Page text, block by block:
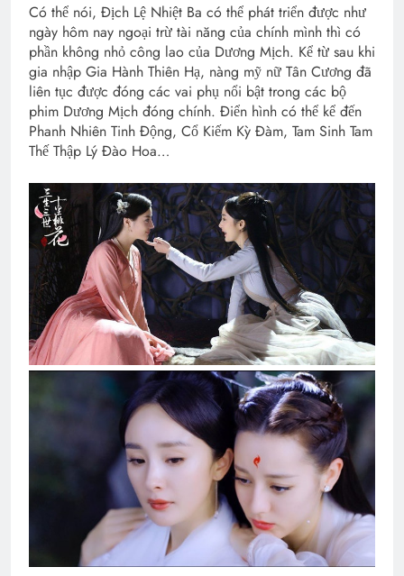
Có thể nói, Địch Lệ Nhiệt Ba có thể phát triển được như
ngày hôm nay ngoại trừ tài năng của chính mình thì có
phần không nhỏ công lao của Dương Mịch. Kể từ sau khi
gia nhập Gia Hành Thiên Hạ, nàng mỹ nữ Tân Cương đã
liên tục được đóng các vai phụ nổi bật trong các bộ
phim Dương Mịch đóng chính. Điển hình có thể kể đến
Phanh Nhiên Tinh Động, Cổ Kiếm Kỳ Đàm, Tam Sinh Tam
Thế Thập Lý Đào Hoa…